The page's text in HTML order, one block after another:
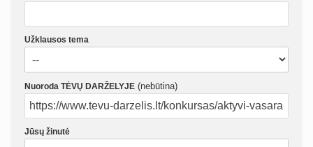
Užklausos tema
Nuoroda TĖVŲ DARŽELYJE (nebūtina)
Jūsų žinutė